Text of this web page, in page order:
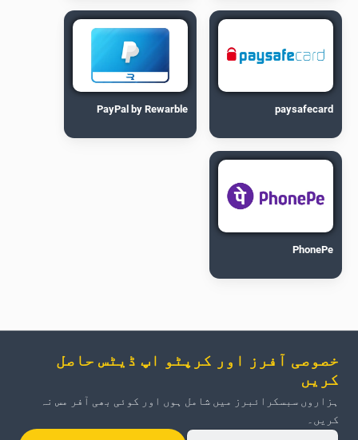
paysafecard
PayPal by Rewarble
PhonePe
خصوصی آفرز اور کرپٹو اپ ڈیٹس حاصل
کریں
ہزاروں سبسکرائبرز میں شامل ہوں اور کوئی بھی آفر مس نہ
کریں۔